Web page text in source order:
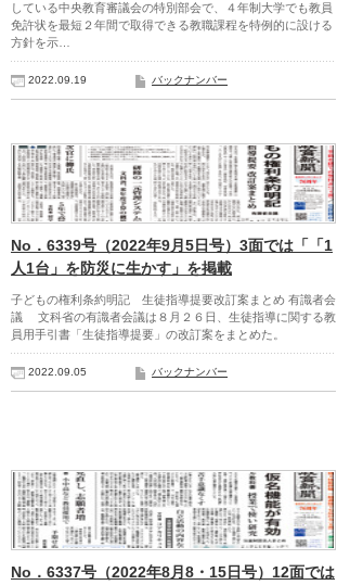
している中央教育審議会の特別部会で、４年制大学でも教員
免許状を最短２年間で取得できる教職課程を特例的に設ける
方針を示…
2022.09.19 バックナンバー
No．6339号（2022年9月5日号）3面では「「1
人1台」を防災に生かす」を掲載
子どもの権利条約明記 生徒指導提要改訂案まとめ 有識者会
議 文科省の有識者会議は８月２６日、生徒指導に関する教
員用手引書「生徒指導提要」の改訂案をまとめた。
2022.09.05 バックナンバー
No．6337号（2022年8月8・15日号）12面では